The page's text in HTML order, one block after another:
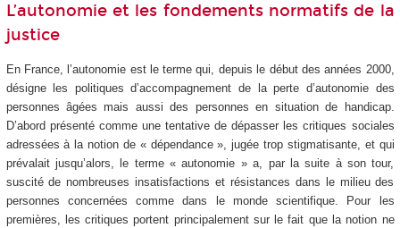
L’autonomie et les fondements normatifs de la
justice
En France, l’autonomie est le terme qui, depuis le début des années 2000,
désigne les politiques d’accompagnement de la perte d’autonomie des
personnes âgées mais aussi des personnes en situation de handicap.
D’abord présenté comme une tentative de dépasser les critiques sociales
adressées à la notion de « dépendance », jugée trop stigmatisante, et qui
prévalait jusqu’alors, le terme « autonomie » a, par la suite à son tour,
suscité de nombreuses insatisfactions et résistances dans le milieu des
personnes concernées comme dans le monde scientifique. Pour les
premières, les critiques portent principalement sur le fait que la notion ne